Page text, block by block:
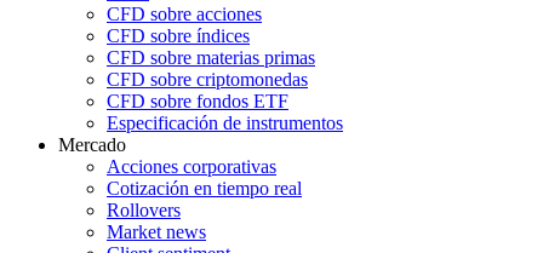
CFD sobre acciones
CFD sobre índices
CFD sobre materias primas
CFD sobre criptomonedas
CFD sobre fondos ETF
Especificación de instrumentos
Mercado
Acciones corporativas
Cotización en tiempo real
Rollovers
Market news